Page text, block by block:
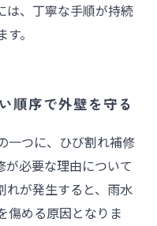
は、丁寧な手順が持続
。
順序で外壁を守る
一つに、ひび割れ補修
が必要な理由について
れが発生すると、雨水
傷める原因となりま